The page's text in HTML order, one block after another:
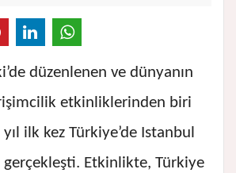
düzenlenen ve dünyanın
etkinliklerinden biri
ilk kez Türkiye’de Istanbul
gerçekleşti. Etkinlikte, Türkiye